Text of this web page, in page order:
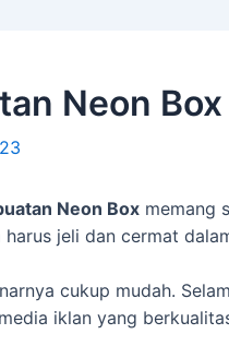
Neon Box
Neon Box memang
jeli dan cermat
cukup mudah.
iklan yang